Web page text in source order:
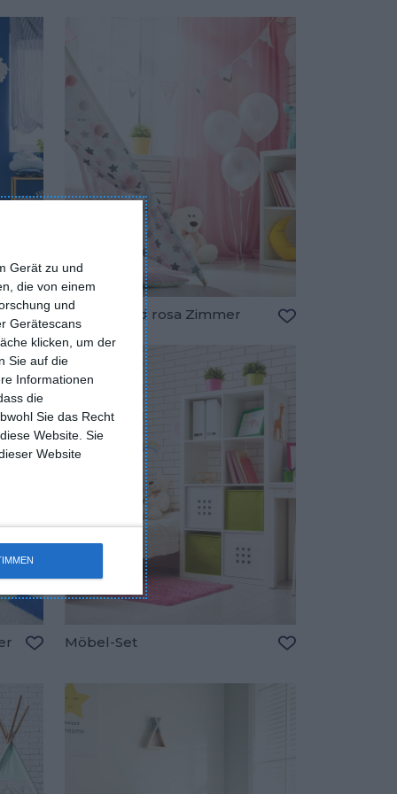
Gerät zu und
die von einem
und
Gerätescans
klicken, um der
Sie auf die
Informationen
die
Sie das Recht
Website. Sie
Website
Zu den Favoriten hinzufügen
Weißes und rosa Zimmer
Möbel-Set